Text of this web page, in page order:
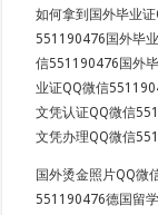
如何拿到国外毕业
551190476国外毕
信551190476国外
业证QQ微信
文凭认证QQ微信
文凭办理QQ微信
国外烫金照片QQ微
551190476德国留